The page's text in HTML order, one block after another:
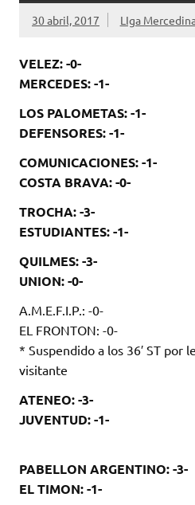
30 abril, 2017 LIga
VELEZ: -0-
MERCEDES: -1-
LOS PALOMETAS: -1-
DEFENSORES: -1-
COMUNICACIONES: -1-
COSTA BRAVA: -0-
TROCHA: -3-
ESTUDIANTES: -1-
QUILMES: -3-
UNION: -0-
A.M.E.F.I.P.: -0-
EL FRONTON: -0-
* Suspendido a los 36′ ST por
visitante
ATENEO: -3-
JUVENTUD: -1-
PABELLON ARGENTINO: -3-
EL TIMON: -1-